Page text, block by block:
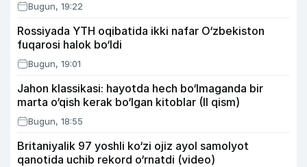
Bugun, 19:22
Rossiyada YTH oqibatida ikki nafar O‘zbekiston
fuqarosi halok bo‘ldi
Bugun, 19:01
Jahon klassikasi: hayotda hech bo‘lmaganda bir
marta o‘qish kerak bo‘lgan kitoblar (II qism)
Bugun, 18:55
Britaniyalik 97 yoshli ko‘zi ojiz ayol samolyot
qanotida uchib rekord o‘rnatdi (video)